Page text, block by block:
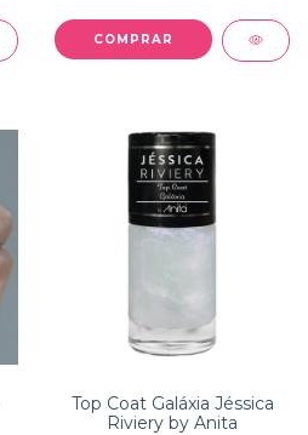
Top Coat Galáxia Jéssica
Riviery by Anita